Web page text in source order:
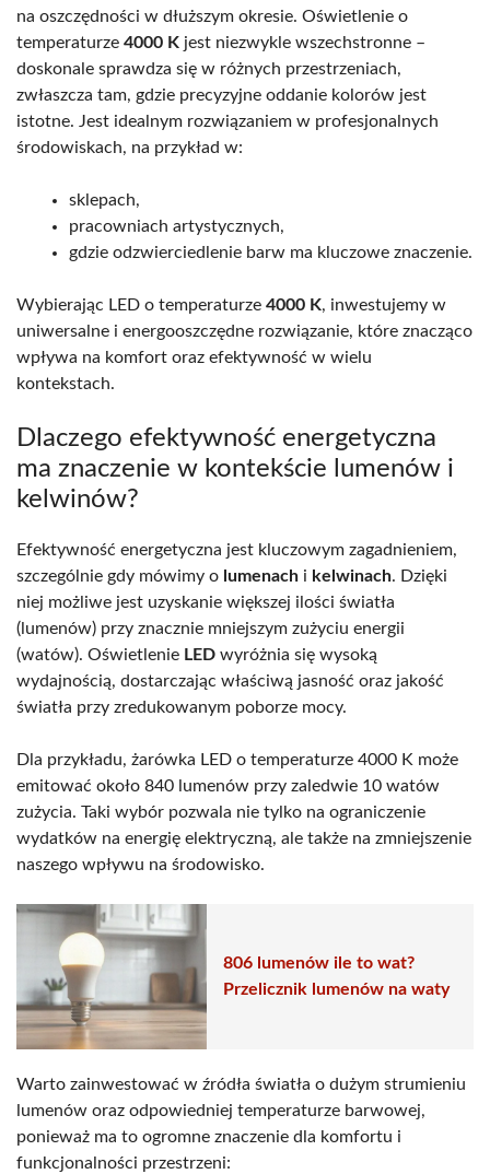
na oszczędności w dłuższym okresie. Oświetlenie o
temperaturze 4000 K jest niezwykle wszechstronne –
doskonale sprawdza się w różnych przestrzeniach,
zwłaszcza tam, gdzie precyzyjne oddanie kolorów jest
istotne. Jest idealnym rozwiązaniem w profesjonalnych
środowiskach, na przykład w:
sklepach,
pracowniach artystycznych,
gdzie odzwierciedlenie barw ma kluczowe znaczenie.
Wybierając LED o temperaturze 4000 K, inwestujemy w
uniwersalne i energooszczędne rozwiązanie, które znacząco
wpływa na komfort oraz efektywność w wielu
kontekstach.
Dlaczego efektywność energetyczna
ma znaczenie w kontekście lumenów i
kelwinów?
Efektywność energetyczna jest kluczowym zagadnieniem,
szczególnie gdy mówimy o lumenach i kelwinach. Dzięki
niej możliwe jest uzyskanie większej ilości światła
(lumenów) przy znacznie mniejszym zużyciu energii
(watów). Oświetlenie LED wyróżnia się wysoką
wydajnością, dostarczając właściwą jasność oraz jakość
światła przy zredukowanym poborze mocy.
Dla przykładu, żarówka LED o temperaturze 4000 K może
emitować około 840 lumenów przy zaledwie 10 watów
zużycia. Taki wybór pozwala nie tylko na ograniczenie
wydatków na energię elektryczną, ale także na zmniejszenie
naszego wpływu na środowisko.
806 lumenów ile to wat?
Przelicznik lumenów na waty
Warto zainwestować w źródła światła o dużym strumieniu
lumenów oraz odpowiedniej temperaturze barwowej,
ponieważ ma to ogromne znaczenie dla komfortu i
funkcjonalności przestrzeni: